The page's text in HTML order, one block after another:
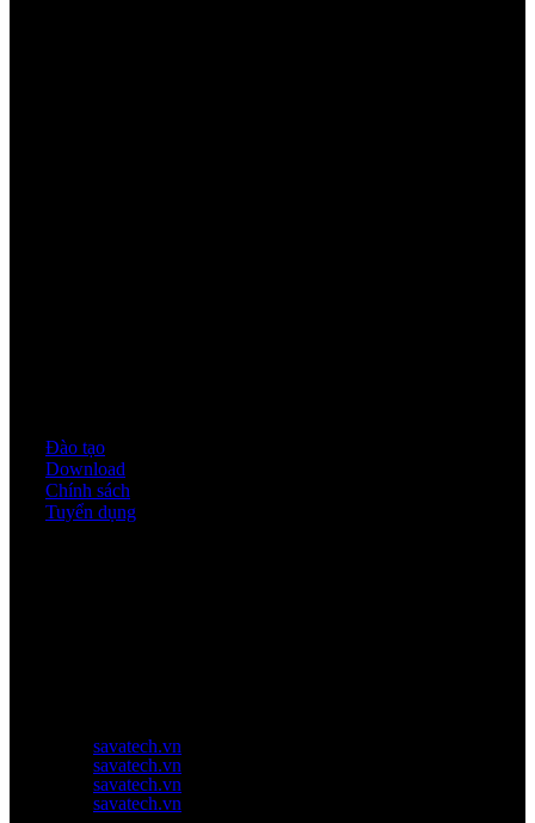
Đào tạo
Download
Chính sách
Tuyển dụng
savatech.vn
savatech.vn
savatech.vn
savatech.vn